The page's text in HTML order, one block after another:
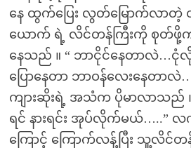
နေ ထွက်ပြေး လွတ်မြောက်လာတဲ့ တ
ယောက် ရဲ့ လိင်တန်ကြီးကို စုတ်ဖို့
နေသည် ။ “ ဘာငိုင်နေတာလဲ…
ပြောနေတာ ဘာဝန်လေးနေတ
ကျားဆိုးရဲ့ အသံက ပိုမာလာသ
ရင် နားရင်း အုပ်လိုက်မယ်…..”
ကြောင့် ကြောက်လန့်ပြီး သူ့လိင်